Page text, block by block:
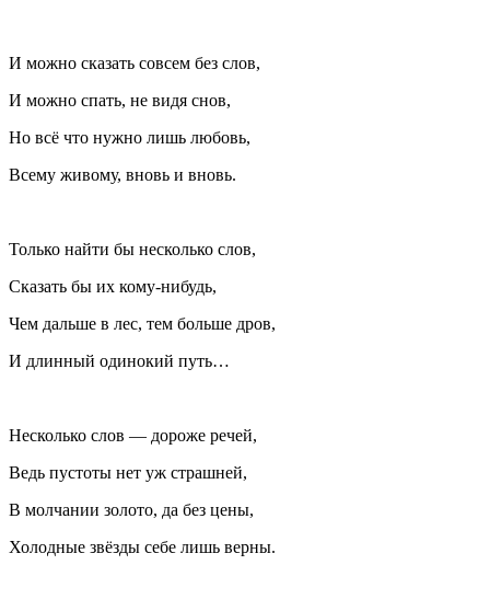
И можно сказать совсем без слов,
И можно спать, не видя снов,
Но всё что нужно лишь любовь,
Всему живому, вновь и вновь.
Только найти бы несколько слов,
Сказать бы их кому-нибудь,
Чем дальше в лес, тем больше дров,
И длинный одинокий путь…
Несколько слов — дороже речей,
Ведь пустоты нет уж страшней,
В молчании золото, да без цены,
Холодные звёзды себе лишь верны.